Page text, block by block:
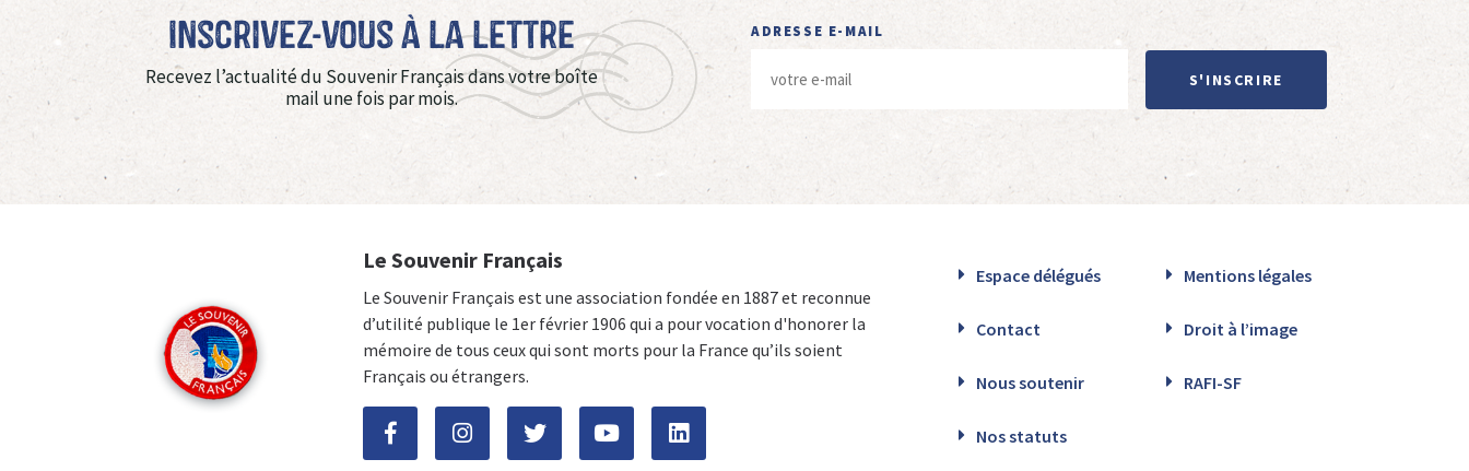
Inscrivez-vous à La Lettre
Recevez l’actualité du Souvenir Français dans votre boîte
mail une fois par mois.
ADRESSE E-MAIL
S'INSCRIRE
Le Souvenir Français
Le Souvenir Français est une association fondée en 1887 et reconnue
d’utilité publique le 1er février 1906 qui a pour vocation d'honorer la
mémoire de tous ceux qui sont morts pour la France qu’ils soient
Français ou étrangers.
Espace délégués Mentions légales
Contact Droit à l’image
Nous soutenir RAFI-SF
Nos statuts